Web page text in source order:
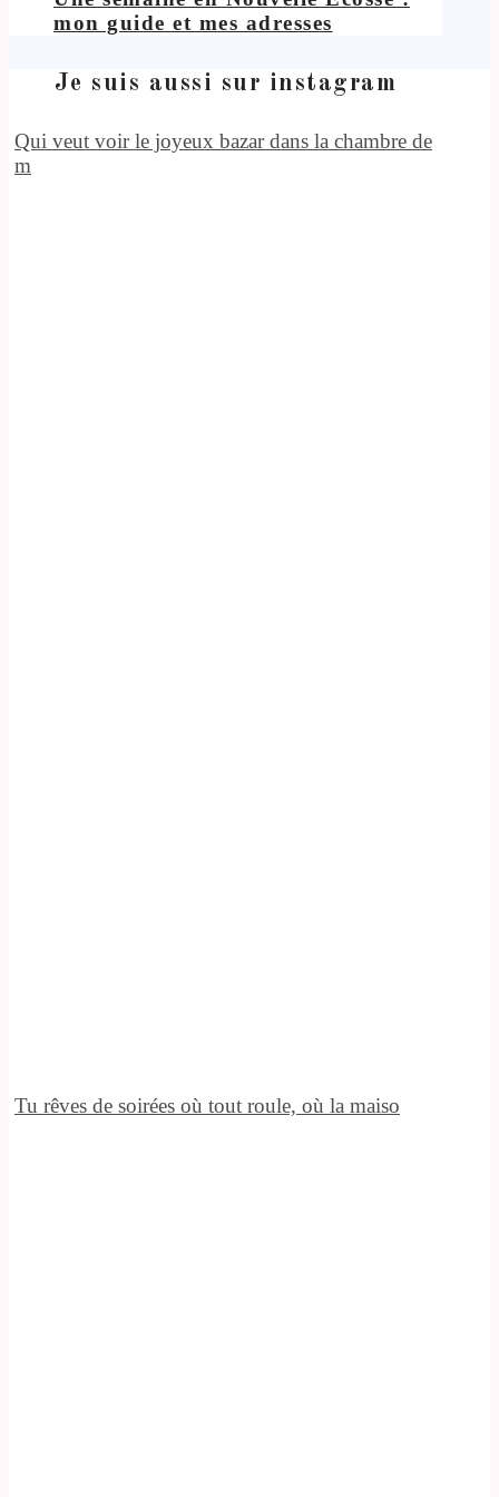
mon guide et mes adresses
Je suis aussi sur instagram
Qui veut voir le joyeux bazar dans la chambre de
m
Tu rêves de soirées où tout roule, où la maiso